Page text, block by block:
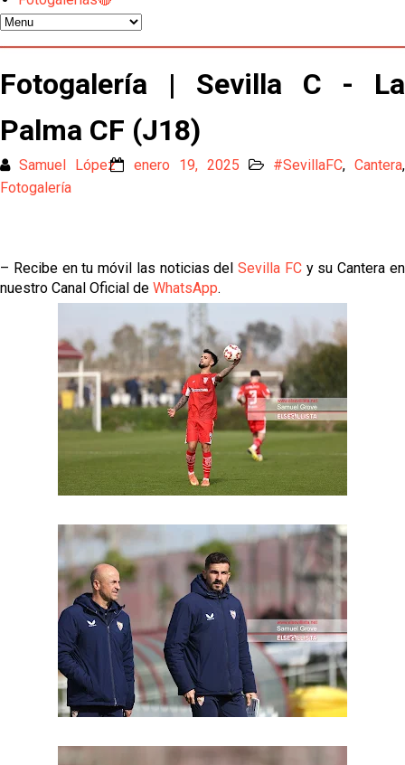
El Sevilla mueve ficha por Robbie Ure: la opción 'A'
para el ataque nervionense
Los contratiempos para García Plaza por la mala
gestión de un inválido Consejo
El Sevilla C se queda en Tercera Federación
Atlético y Getafe agitan el mercado de LaLiga
El Sevilla FC plantea ampliar hasta cinco fichajes
más antes del cierre
Djibril Sow pone rumbo a Italia para firmar su nuevo
contrato con el Genoa
Kochorashvili, seria opción para reforzar el centro
del campo sevillista
Sow muy cerca de cerrar su traspaso al Genoa
Oso es el siguiente en la lista para salir
Banquillos confirmados: así queda la cantera del
Sevilla Femenino para la 2026/27
Fotogalería | Sevilla C - La
Palma CF (J18)
Samuel López enero 19, 2025 #SevillaFC,Cantera,
Fotogalería
– Recibe en tu móvil las noticias delSevilla FCy su Cantera en
nuestro Canal Oficial de WhatsApp.